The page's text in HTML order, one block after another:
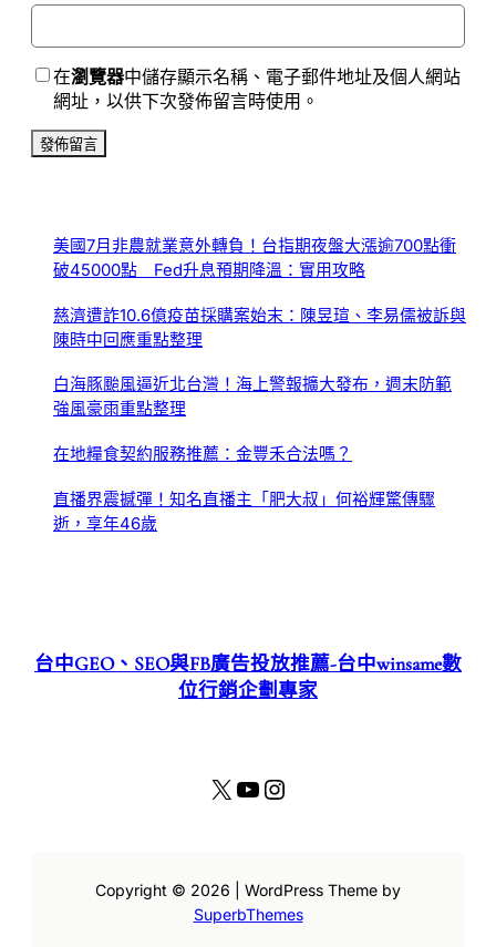
在瀏覽器中儲存顯示名稱、電子郵件地址及個人網站
網址，以供下次發佈留言時使用。
美國7月非農就業意外轉負！台指期夜盤大漲逾700點衝
破45000點 Fed升息預期降溫：實用攻略
慈濟遭詐10.6億疫苗採購案始末：陳昱瑄、李易儒被訴與
陳時中回應重點整理
白海豚颱風逼近北台灣！海上警報擴大發布，週末防範
強風豪雨重點整理
在地糧食契約服務推薦：金豐禾合法嗎？
直播界震撼彈！知名直播主「肥大叔」何裕輝驚傳驟
逝，享年46歲
台中GEO、SEO與FB廣告投放推薦-台中winsame數
位行銷企劃專家
X YouTube Instagram
Copyright © 2026 | WordPress Theme by
SuperbThemes